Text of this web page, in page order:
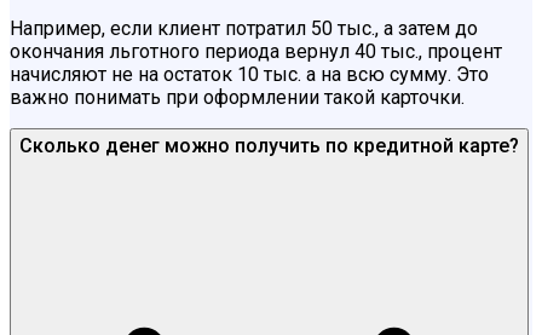
Например, если клиент потратил 50 тыс., а затем до
окончания льготного периода вернул 40 тыс., процент
начисляют не на остаток 10 тыс. а на всю сумму. Это
важно понимать при оформлении такой карточки.
Сколько денег можно получить по кредитной карте?